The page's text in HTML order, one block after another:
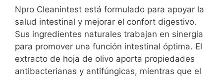
Npro Cleanintest está formulado para apoyar la
salud intestinal y mejorar el confort digestivo.
Sus ingredientes naturales trabajan en sinergia
para promover una función intestinal óptima. El
extracto de hoja de olivo aporta propiedades
antibacterianas y antifúngicas, mientras que el